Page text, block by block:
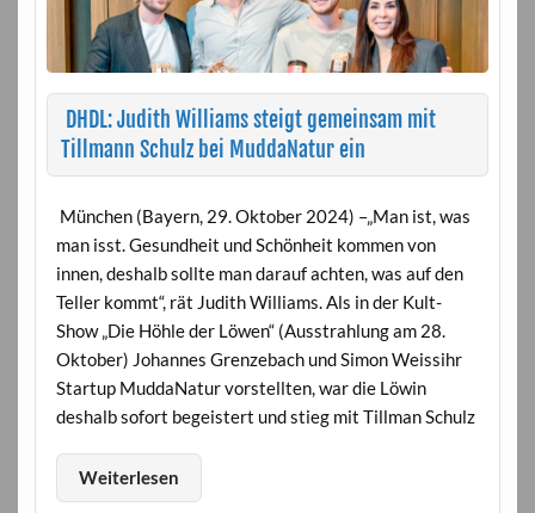
DHDL: Judith Williams steigt gemeinsam mit
Tillmann Schulz bei MuddaNatur ein
München (Bayern, 29. Oktober 2024) –„Man ist, was
man isst. Gesundheit und Schönheit kommen von
innen, deshalb sollte man darauf achten, was auf den
Teller kommt“, rät Judith Williams. Als in der Kult-
Show „Die Höhle der Löwen“ (Ausstrahlung am 28.
Oktober) Johannes Grenzebach und Simon Weissihr
Startup MuddaNatur vorstellten, war die Löwin
deshalb sofort begeistert und stieg mit Tillman Schulz
Weiterlesen